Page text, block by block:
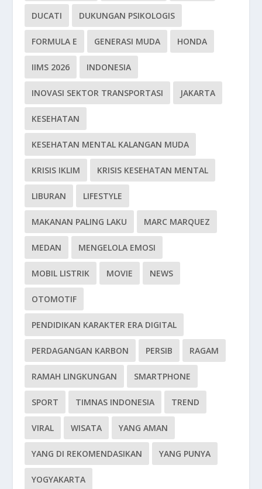
DUCATI DUKUNGAN PSIKOLOGIS
FORMULA E GENERASI MUDA HONDA
IIMS 2026 INDONESIA
INOVASI SEKTOR TRANSPORTASI JAKARTA
KESEHATAN
KESEHATAN MENTAL KALANGAN MUDA
KRISIS IKLIM KRISIS KESEHATAN MENTAL
LIBURAN LIFESTYLE
MAKANAN PALING LAKU MARC MARQUEZ
MEDAN MENGELOLA EMOSI
MOBIL LISTRIK MOVIE NEWS
OTOMOTIF
PENDIDIKAN KARAKTER ERA DIGITAL
PERDAGANGAN KARBON PERSIB RAGAM
RAMAH LINGKUNGAN SMARTPHONE
SPORT TIMNAS INDONESIA TREND
VIRAL WISATA YANG AMAN
YANG DI REKOMENDASIKAN YANG PUNYA
YOGYAKARTA